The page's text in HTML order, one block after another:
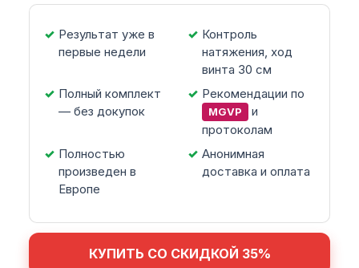
Результат уже в
первые недели
Контроль
натяжения, ход
винта 30 см
Полный комплект
— без докупок
Рекомендации по
MGVP
и
протоколам
Полностью
произведен в
Европе
Анонимная
доставка и оплата
КУПИТЬ СО СКИДКОЙ 35%